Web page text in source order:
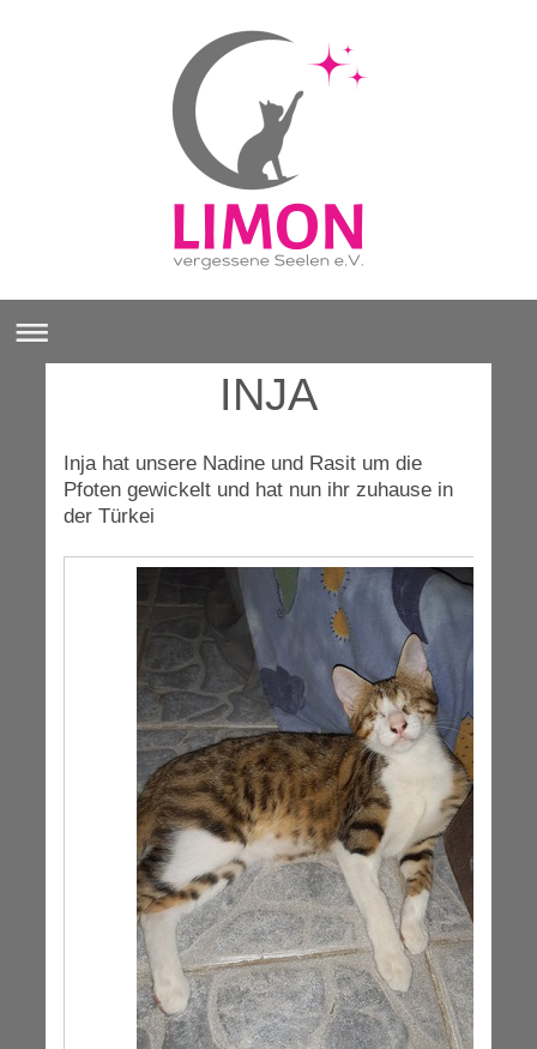
INJA
Inja hat unsere Nadine und Rasit um die
Pfoten gewickelt und hat nun ihr zuhause in
der Türkei